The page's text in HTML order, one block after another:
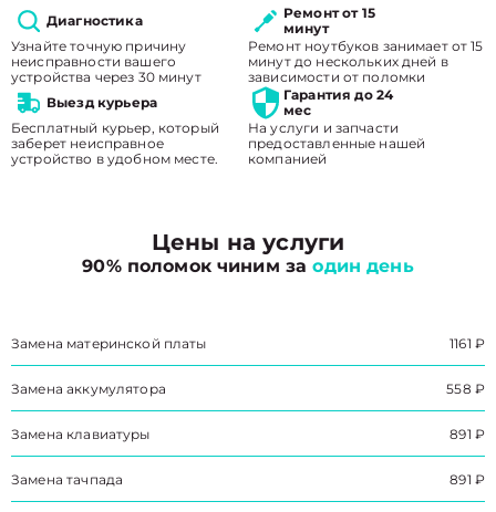
Диагностика
Узнайте точную причину
неисправности вашего
устройства через 30 минут
Ремонт от 15
минут
Ремонт ноутбуков занимает от 15
минут до нескольких дней в
зависимости от поломки
Выезд курьера
Бесплатный курьер, который
заберет неисправное
устройство в удобном месте.
Гарантия до 24
мес
На услуги и запчасти
предоставленные нашей
компанией
Цены на услуги
90% поломок чиним заодин день
Замена материнской платы 1161 ₽
Замена аккумулятора 558 ₽
Замена клавиатуры 891 ₽
Замена тачпада 891 ₽